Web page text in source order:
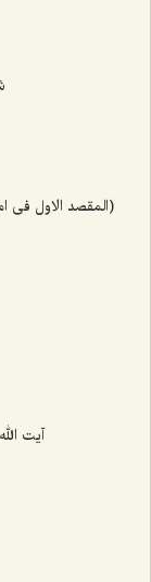
(المقصد الاول فی
آیت